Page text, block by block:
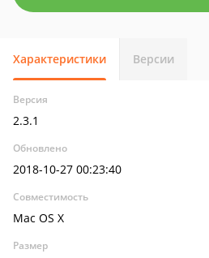
Характеристики Версии
Версия
2.3.1
Обновлено
2018-10-27 00:23:40
Совместимость
Mac OS X
Размер